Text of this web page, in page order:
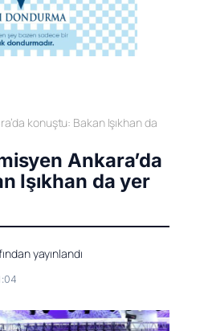
konuştu: Bakan Işıkhan da
Ankara’da
Işıkhan da yer
yayınlandı